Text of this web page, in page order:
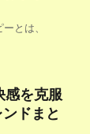
とは、
感を克服
ドまと